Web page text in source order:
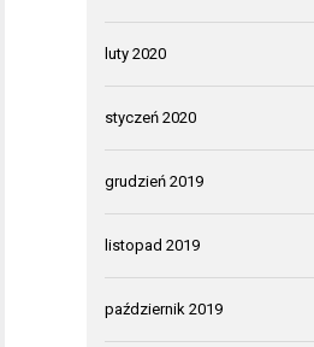
luty 2020
styczeń 2020
grudzień 2019
listopad 2019
październik 2019